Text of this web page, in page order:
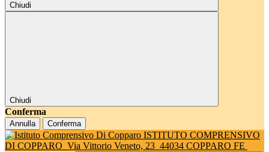
Chiudi
Chiudi
Conferma
Annulla Conferma
ISTITUTO COMPRENSIVO
DI COPPARO Via Vittorio Veneto, 23 44034 COPPARO FE